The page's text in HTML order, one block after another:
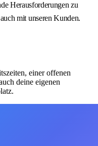
Herausforderungen zu
mit unseren Kunden.
einer offenen
deine eigenen